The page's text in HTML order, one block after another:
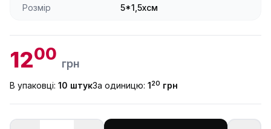
Розмір 5*1,5xсм
1200 грн
В упаковці: 10 штукЗа одиницю: 120 грн